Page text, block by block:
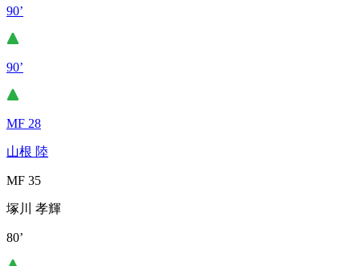
90’
90’
MF 28
山根 陸
MF 35
塚川 孝輝
80’